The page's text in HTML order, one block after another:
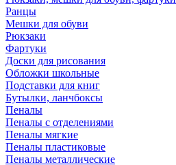
Ранцы
Мешки для обуви
Рюкзаки
Фартуки
Доски для рисования
Обложки школьные
Подставки для книг
Бутылки, ланчбоксы
Пеналы
Пеналы с отделениями
Пеналы мягкие
Пеналы пластиковые
Пеналы металлические